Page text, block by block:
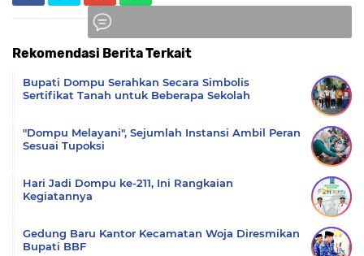
Rekomendasi Berita Terkait
Bupati Dompu Serahkan Secara Simbolis
Sertifikat Tanah untuk Beberapa Sekolah
"Dompu Melayani", Sejumlah Instansi Ambil Peran
Sesuai Tupoksi
Hari Jadi Dompu ke-211, Ini Rangkaian
Kegiatannya
Gedung Baru Kantor Kecamatan Woja Diresmikan
Bupati BBF